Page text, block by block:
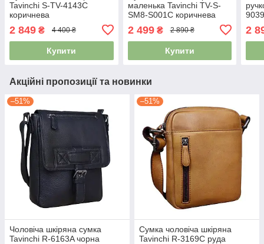
Tavinchi S-TV-4143C
коричнева
2 849 ₴ 4 400 ₴
Купити
маленька Tavinchi TV-S-
SM8-S001C коричнева
2 499₴ 2 890 ₴
Купити
2
Акційні пропозиції та новинки
–51%
Чоловіча шкіряна сумка
Tavinchi R-6163A чорна
–51%
Сумка чоловіча шкіряна
Tavinchi R-3169C руда